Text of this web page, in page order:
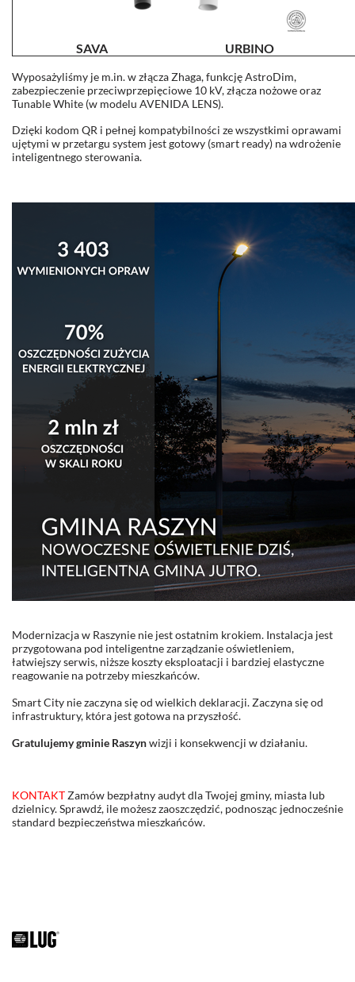
SAVA URBINO
Wyposażyliśmy je m.in. w złącza Zhaga, funkcję AstroDim,
zabezpieczenie przeciwprzepięciowe 10 kV, złącza nożowe oraz
Tunable White (w modelu AVENIDA LENS).
Dzięki kodom QR i pełnej kompatybilności ze wszystkimi oprawami
ujętymi w przetargu system jest gotowy (smart ready) na wdrożenie
inteligentnego sterowania.
Modernizacja w Raszynie nie jest ostatnim krokiem. Instalacja jest
przygotowana pod inteligentne zarządzanie oświetleniem,
łatwiejszy serwis, niższe koszty eksploatacji i bardziej elastyczne
reagowanie na potrzeby mieszkańców.
Smart City nie zaczyna się od wielkich deklaracji. Zaczyna się od
infrastruktury, która jest gotowa na przyszłość.
Gratulujemy gminie Raszynwizji i konsekwencji w działaniu.
KONTAKTZamów bezpłatny audyt dla Twojej gminy, miasta lub
dzielnicy. Sprawdź, ile możesz zaoszczędzić, podnosząc jednocześnie
standard bezpieczeństwa mieszkańców.